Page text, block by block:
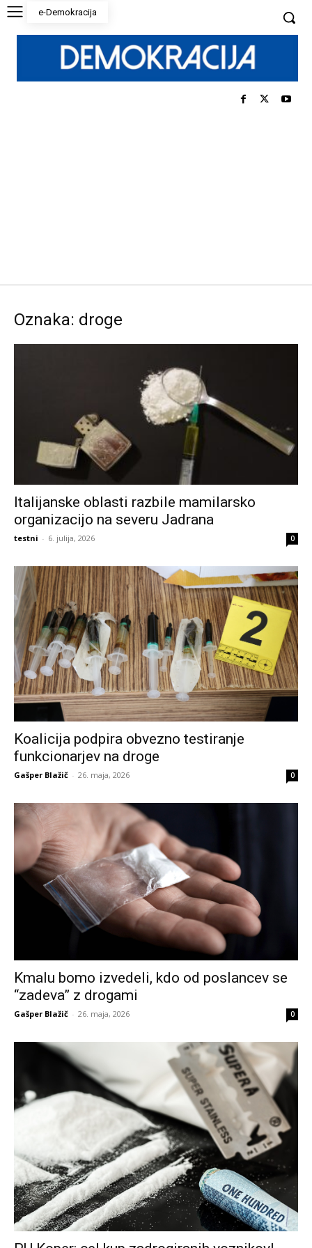
e-Demokracija
Oznaka: droge
Italijanske oblasti razbile mamilarsko
organizacijo na severu Jadrana
testni - 6. julija, 2026 0
Koalicija podpira obvezno testiranje
funkcionarjev na droge
Gašper Blažič - 26. maja, 2026 0
Kmalu bomo izvedeli, kdo od poslancev se
“zadeva” z drogami
Gašper Blažič - 26. maja, 2026 0